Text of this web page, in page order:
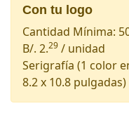
Con tu logo
Cantidad Mínima:
B/. 2.29 / unidad
Serigrafía (1 color
8.2 x 10.8 pulgadas)